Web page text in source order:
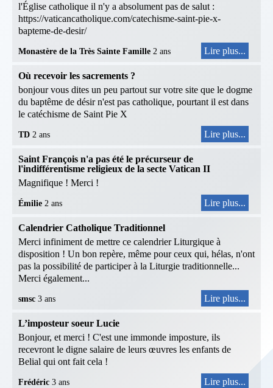
l'Église catholique il n'y a absolument pas de salut :
https://vaticancatholique.com/catechisme-saint-pie-x-
bapteme-de-desir/
Monastère de la Très Sainte Famille 2 ans Lire plus...
Où recevoir les sacrements ?
bonjour vous dites un peu partout sur votre site que le dogme
du baptême de désir n'est pas catholique, pourtant il est dans
le catéchisme de Saint Pie X
TD 2 ans Lire plus...
Saint François n'a pas été le précurseur de
l'indifférentisme religieux de la secte Vatican II
Magnifique ! Merci !
Émilie 2 ans Lire plus...
Calendrier Catholique Traditionnel
Merci infiniment de mettre ce calendrier Liturgique à
disposition ! Un bon repère, même pour ceux qui, hélas, n'ont
pas la possibilité de participer à la Liturgie traditionnelle...
Merci également...
smsc 3 ans Lire plus...
L’imposteur soeur Lucie
Bonjour, et merci ! C'est une immonde imposture, ils
recevront le digne salaire de leurs œuvres les enfants de
Belial qui ont fait cela !
Frédéric 3 ans Lire plus...